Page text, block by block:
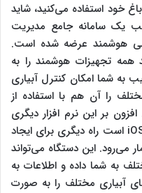
خود استفاده می‌کنید، شاید
یک سامانه جامع مدیریت
هوشمند عرضه شده است.
همه تجهیزات هوشمند را به
به شما امکان کنترل آبیاری
را آن هم با استفاده از
بر این نرم افزار دیگری
است راه دیگری برای ایجاد
می‌رود. این دستگاه می‌تواند
به شما داده و اطلاعات به
آبیاری مختلف را به صورت